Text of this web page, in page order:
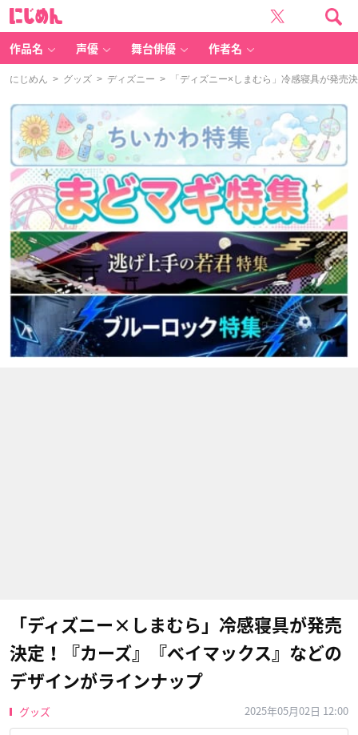
作品名 声優 舞台俳優 作者名
にじめん > グッズ > ディズニー > 「ディズニー×しまむら」冷感寝具が発売
「ディズニー×しまむら」冷感寝具が発売
決定！『カーズ』『ベイマックス』などの
デザインがラインナップ
グッズ 2025年05月02日 12:00